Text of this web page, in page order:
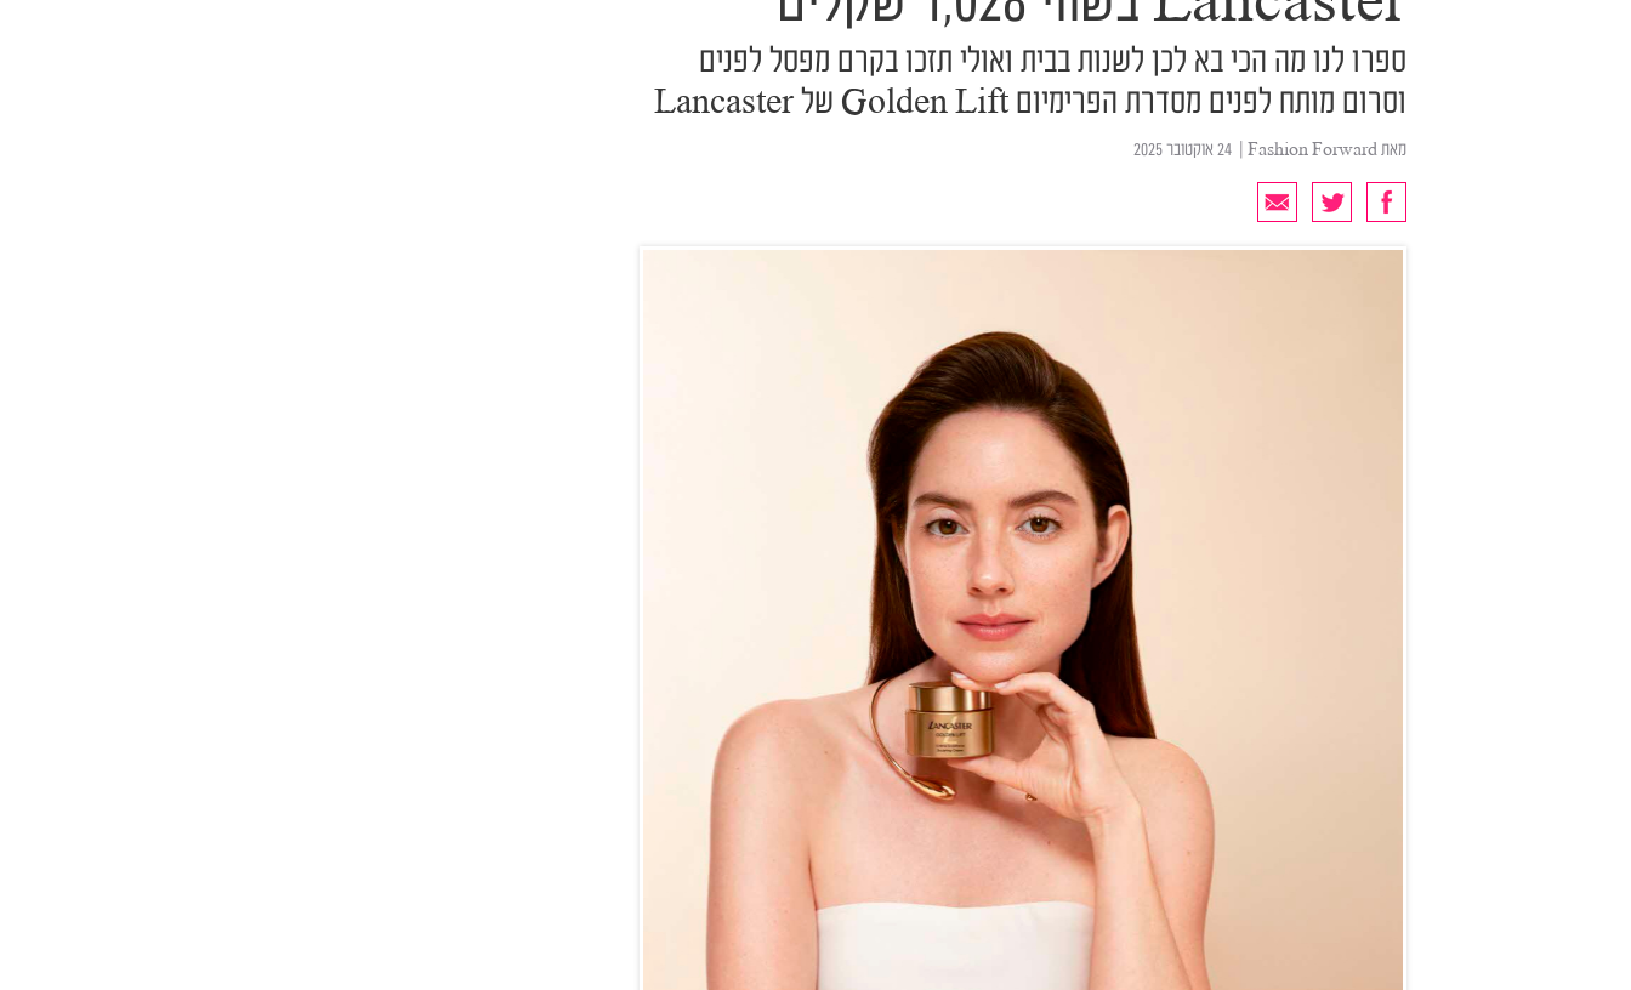
ספרו לנו מה הכי בא לכן לשנות בבית ואולי תזכו בקרם מפסל לפנים
וסרום מותח לפנים מסדרת הפרימיום Golden Lift של Lancaster
מאתFashion Forward